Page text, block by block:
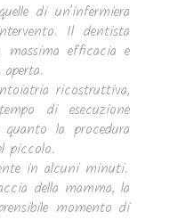
di un'infermiera
Il dentista
efficacia e
ricostruttiva,
di esecuzione
la procedura
piccolo.
in alcuni minuti.
della mamma, la
momento di